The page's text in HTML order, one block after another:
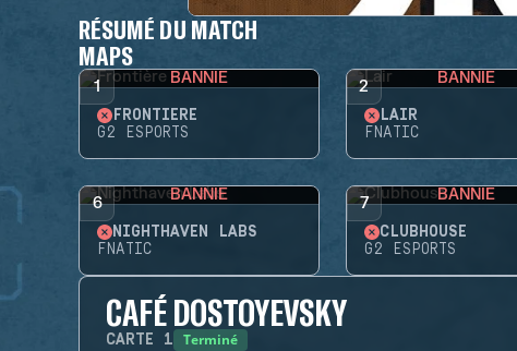
RÉSUMÉ DU MATCH
MAPS
1 BANNIE
FRONTIÈRE
G2 ESPORTS
2 BANNIE
LAIR
FNATIC
6 BANNIE
NIGHTHAVEN LABS
FNATIC
7 BANNIE
CLUBHOUSE
G2 ESPORTS
CAFÉ DOSTOYEVSKY
CARTE 1 Terminé